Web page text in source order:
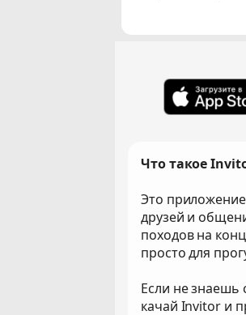
Что такое
Это
друзей и
походов на
просто для
Если не знаешь
качай Invitor и